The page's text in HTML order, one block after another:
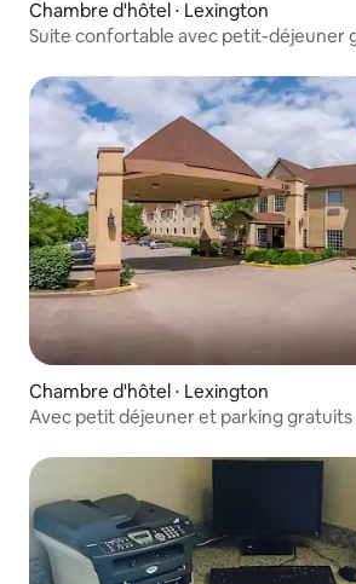
Chambre d'hôtel ⋅ Lexington
Suite confortable avec petit-déjeuner
Chambre d'hôtel ⋅ Lexington
Avec petit déjeuner et parking gratuits